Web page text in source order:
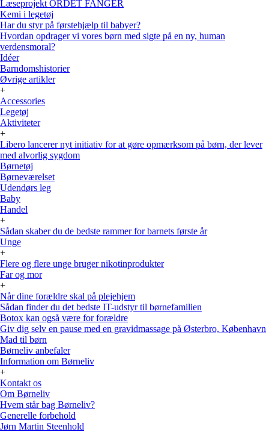
Læseprojekt ORDET FANGER
Kemi i legetøj
Har du styr på førstehjælp til babyer?
Hvordan opdrager vi vores børn med sigte på en ny, human
verdensmoral?
Idéer
Barndomshistorier
Øvrige artikler
+
Accessories
Legetøj
Aktiviteter
+
Libero lancerer nyt initiativ for at gøre opmærksom på børn, der lever
med alvorlig sygdom
Børnetøj
Børneværelset
Udendørs leg
Baby
Handel
+
Sådan skaber du de bedste rammer for barnets første år
Unge
+
Flere og flere unge bruger nikotinprodukter
Far og mor
+
Når dine forældre skal på plejehjem
Sådan finder du det bedste IT-udstyr til børnefamilien
Botox kan også være for forældre
Giv dig selv en pause med en gravidmassage på Østerbro, København
Mad til børn
Børneliv anbefaler
Information om Børneliv
+
Kontakt os
Om Børneliv
Hvem står bag Børneliv?
Generelle forbehold
Jørn Martin Steenhold